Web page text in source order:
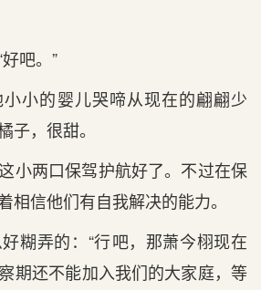
吧。”
小的婴儿哭啼从现在的翩翩少
子，很甜。
小两口保驾护航好了。不‌过在保
相信他们有自我解决的能力。
糊弄的：“行‌吧，那萧今栩现在
期还不‌能加入我们的大家庭，等